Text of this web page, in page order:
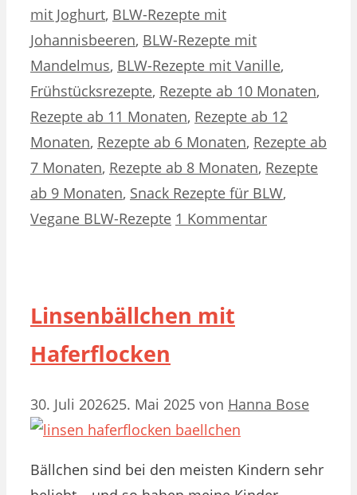
mit Joghurt, BLW-Rezepte mit
Johannisbeeren, BLW-Rezepte mit
Mandelmus, BLW-Rezepte mit Vanille,
Frühstücksrezepte, Rezepte ab 10 Monaten,
Rezepte ab 11 Monaten, Rezepte ab 12
Monaten, Rezepte ab 6 Monaten, Rezepte ab
7 Monaten, Rezepte ab 8 Monaten, Rezepte
ab 9 Monaten, Snack Rezepte für BLW,
Vegane BLW-Rezepte 1 Kommentar
Linsenbällchen mit
Haferflocken
30. Juli 202625. Mai 2025 von Hanna Bose
Bällchen sind bei den meisten Kindern sehr